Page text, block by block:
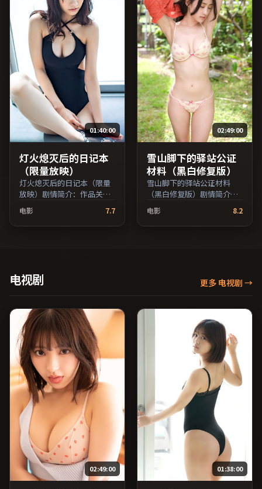
地区院线首映，网络平台同
步更新片源。适合希望获得
情感共鸣与现实思考的观众
在线高清观看。（国产影视
资源大全免费条目索引，支
持片名与演员交叉检索。）
日于澳大利亚地区院线首
映，网络平台同步更新片
源。适合希望获得情感共鸣
与现实思考的观众在线高清
观看。（国产影视资源大全
免费条目索引，支持片名与
演员交叉检索。）
01:40:00
灯火熄灭后的日记本
（限量放映）
灯火熄灭后的日记本（限量
放映）剧情简介：作品关注
边缘群体的日常抉择，影像
质感兼顾院线观感与流媒体
清晰度；由玛嘉·莎塔碧执
2024年8月7日于法国地区院
线首映，网络平台同步更新
细节。（国产影视资源大全
免费条目索引，支持片名与
演员交叉检索。）
电影 7.7
02:49:00
雪山脚下的驿站公证
材料（黑白修复版）
雪山脚下的驿站公证材料
（黑白修复版）剧情简介：
叙事线索在城市与乡野之间
往返，亲情线与友情线并行
推进；由朴赞郁执导，鲁妮
线首映，网络平台同步更新
一看。（国产影视资源大全
免费条目索引，支持片名与
演员交叉检索。）
电影 8.2
电视剧 更多 电视剧 →
02:49:00 01:38:00